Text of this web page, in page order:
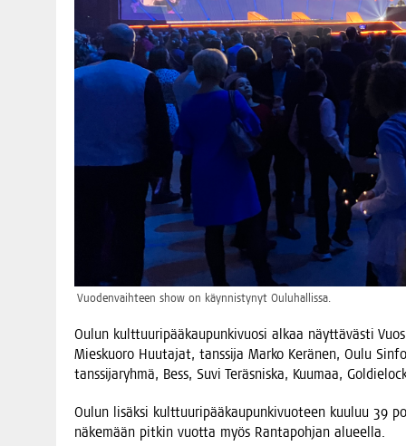
Vuo­den­vaih­teen show on käyn­nis­ty­nyt Ouluhallissa.
Oulun kult­tuu­ri­pää­kau­pun­ki­vuo­si alkaa näyt­tä­väs­ti
Mies­kuo­ro Huu­ta­jat, tans­si­ja Mar­ko Kerä­nen, Oulu
tans­si­ja­ryh­mä, Bess, Suvi Teräs­nis­ka, Kuu­maa,
Oulun lisäk­si kult­tuu­ri­pää­kau­pun­ki­vuo­teen kuu­luu 39
näke­mään pit­kin vuot­ta myös Ran­ta­poh­jan alueella.